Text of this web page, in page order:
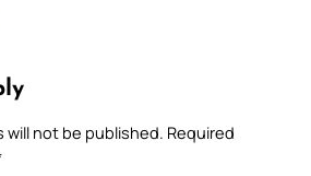
will not be published. Required